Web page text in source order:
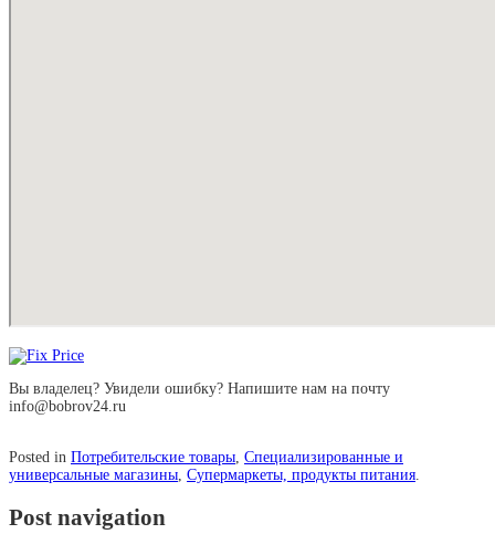
Вы владелец? Увидели ошибку? Напишите нам на почту
info@bobrov24.ru
Posted in Потребительские товары, Специализированные и
универсальные магазины, Супермаркеты, продукты питания.
Post navigation